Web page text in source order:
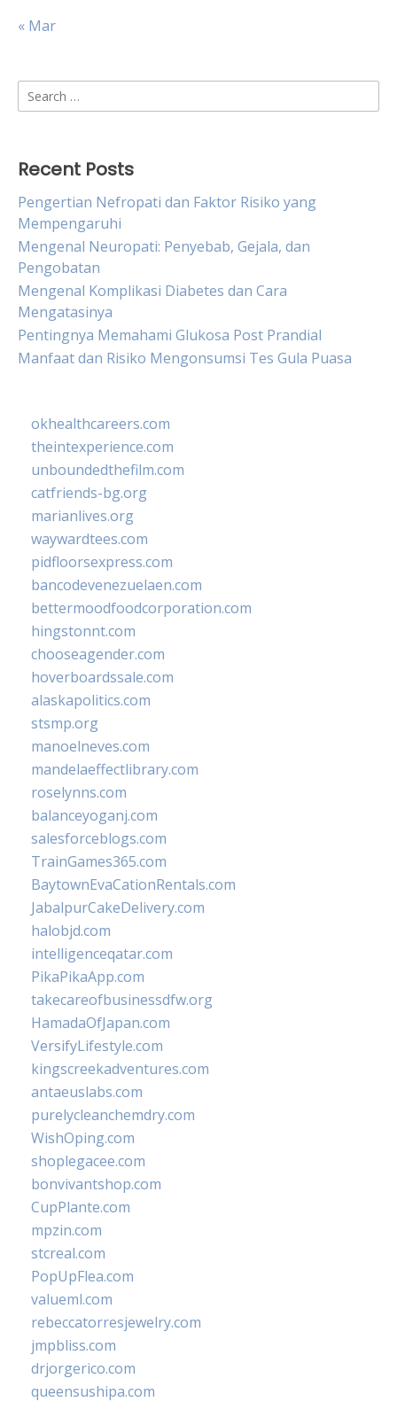
« Mar
Search
for:
Recent Posts
Pengertian Nefropati dan Faktor Risiko yang
Mempengaruhi
Mengenal Neuropati: Penyebab, Gejala, dan
Pengobatan
Mengenal Komplikasi Diabetes dan Cara
Mengatasinya
Pentingnya Memahami Glukosa Post Prandial
Manfaat dan Risiko Mengonsumsi Tes Gula Puasa
okhealthcareers.com
theintexperience.com
unboundedthefilm.com
catfriends-bg.org
marianlives.org
waywardtees.com
pidfloorsexpress.com
bancodevenezuelaen.com
bettermoodfoodcorporation.com
hingstonnt.com
chooseagender.com
hoverboardssale.com
alaskapolitics.com
stsmp.org
manoelneves.com
mandelaeffectlibrary.com
roselynns.com
balanceyoganj.com
salesforceblogs.com
TrainGames365.com
BaytownEvaCationRentals.com
JabalpurCakeDelivery.com
halobjd.com
intelligenceqatar.com
PikaPikaApp.com
takecareofbusinessdfw.org
HamadaOfJapan.com
VersifyLifestyle.com
kingscreekadventures.com
antaeuslabs.com
purelycleanchemdry.com
WishOping.com
shoplegacee.com
bonvivantshop.com
CupPlante.com
mpzin.com
stcreal.com
PopUpFlea.com
valueml.com
rebeccatorresjewelry.com
jmpbliss.com
drjorgerico.com
queensushipa.com